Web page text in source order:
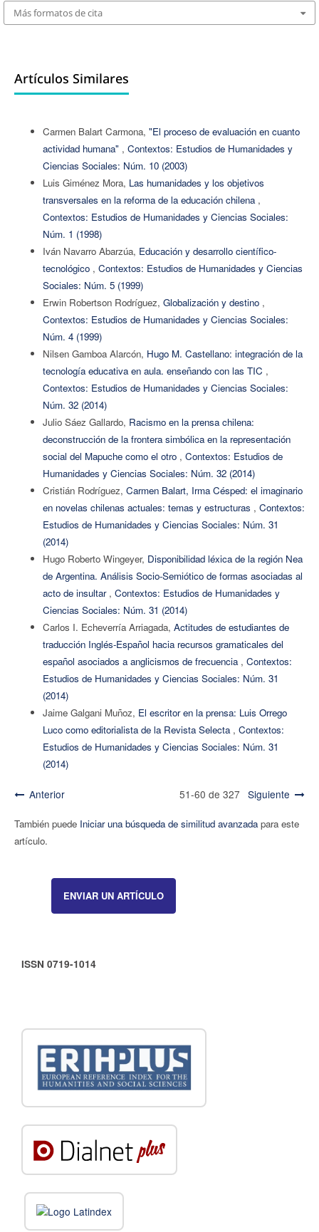
Más formatos de cita
Artículos Similares
Carmen Balart Carmona, "El proceso de evaluación en cuanto
actividad humana" , Contextos: Estudios de Humanidades y
Ciencias Sociales: Núm. 10 (2003)
Luis Giménez Mora, Las humanidades y los objetivos
transversales en la reforma de la educación chilena ,
Contextos: Estudios de Humanidades y Ciencias Sociales:
Núm. 1 (1998)
Iván Navarro Abarzúa, Educación y desarrollo científico-
tecnológico , Contextos: Estudios de Humanidades y Ciencias
Sociales: Núm. 5 (1999)
Erwin Robertson Rodríguez, Globalización y destino ,
Contextos: Estudios de Humanidades y Ciencias Sociales:
Núm. 4 (1999)
Nilsen Gamboa Alarcón, Hugo M. Castellano: integración de la
tecnología educativa en aula. enseñando con las TIC ,
Contextos: Estudios de Humanidades y Ciencias Sociales:
Núm. 32 (2014)
Julio Sáez Gallardo, Racismo en la prensa chilena:
deconstrucción de la frontera simbólica en la representación
social del Mapuche como el otro , Contextos: Estudios de
Humanidades y Ciencias Sociales: Núm. 32 (2014)
Cristián Rodríguez, Carmen Balart, Irma Césped: el imaginario
en novelas chilenas actuales: temas y estructuras , Contextos:
Estudios de Humanidades y Ciencias Sociales: Núm. 31
(2014)
Hugo Roberto Wingeyer, Disponibilidad léxica de la región Nea
de Argentina. Análisis Socio-Semiótico de formas asociadas al
acto de insultar , Contextos: Estudios de Humanidades y
Ciencias Sociales: Núm. 31 (2014)
Carlos I. Echeverría Arriagada, Actitudes de estudiantes de
traducción Inglés-Español hacia recursos gramaticales del
español asociados a anglicismos de frecuencia , Contextos:
Estudios de Humanidades y Ciencias Sociales: Núm. 31
(2014)
Jaime Galgani Muñoz, El escritor en la prensa: Luis Orrego
Luco como editorialista de la Revista Selecta , Contextos:
Estudios de Humanidades y Ciencias Sociales: Núm. 31
(2014)
Anterior 51-60 de 327 Siguiente
También puede Iniciar una búsqueda de similitud avanzadapara este
artículo.
ENVIAR UN ARTÍCULO
ISSN 0719-1014